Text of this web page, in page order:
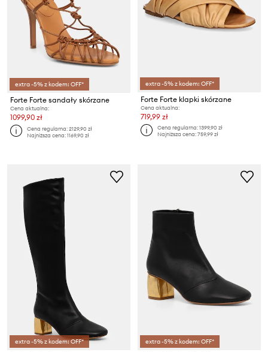
extra -5% z kodem: OFF*
Forte Forte sandały skórzane
Cena aktualna:
1099,90 zł
Cena regularna:2129,90 zł
Najniższa cena:1169,90 zł
extra -5% z kodem: OFF*
Forte Forte klapki skórzane
Cena aktualna:
719,99 zł
Cena regularna:1399,90 zł
Najniższa cena:759,99 zł
extra -5% z kodem: OFF* extra -5% z kodem: OFF*